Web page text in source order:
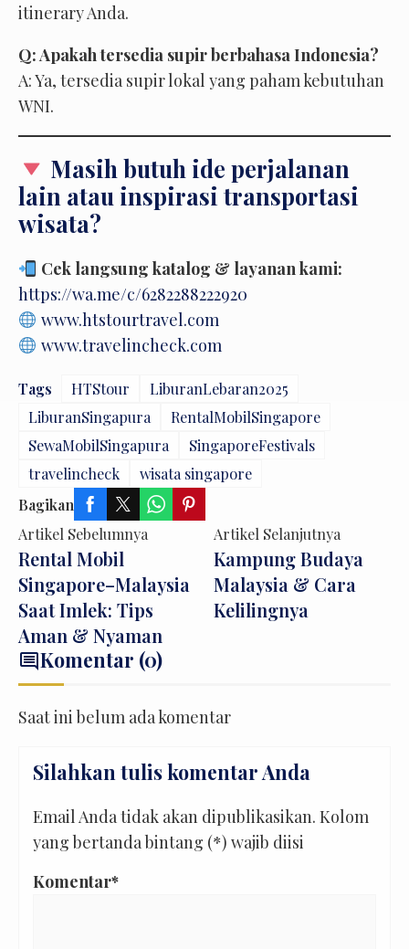
itinerary Anda.
Q: Apakah tersedia supir berbahasa Indonesia?
A: Ya, tersedia supir lokal yang paham kebutuhan
WNI.
Masih butuh ide perjalanan
lain atau inspirasi transportasi
wisata?
Cek langsung katalog & layanan kami:
https://wa.me/c/6282288222920
www.htstourtravel.com
www.travelincheck.com
Tags HTStour
LiburanLebaran2025
LiburanSingapura
RentalMobilSingapore
SewaMobilSingapura
SingaporeFestivals
travelincheck
wisata singapore
Bagikan
Artikel Sebelumnya
Rental Mobil
Singapore–Malaysia
Saat Imlek: Tips
Aman & Nyaman
Artikel Selanjutnya
Kampung Budaya
Malaysia & Cara
Kelilingnya
commentKomentar (0)
Saat ini belum ada komentar
Silahkan tulis komentar Anda
Email Anda tidak akan dipublikasikan. Kolom
yang bertanda bintang (*) wajib diisi
Komentar*